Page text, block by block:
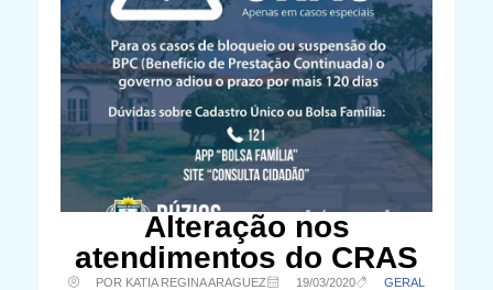
Alteração nos
atendimentos do CRAS
POR KATIA REGINA ARAGUEZ 19/03/2020 GERAL